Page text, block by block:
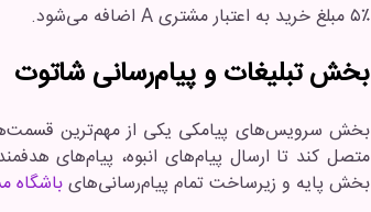
۵٪ مبلغ خرید به اعتبار مشتری A اضافه می‌شود.
بخش تبلیغات و پیام‌رسانی شاتوت
متصل کند تا ارسال پیام‌های انبوه، پیام‌های
بخش پایه و زیرساخت تمام پیام‌رسانی‌هایباشگاه